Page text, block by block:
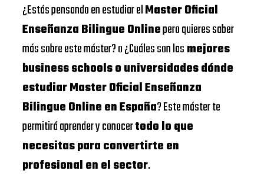
¿Estás pensando en estudiar elMaster Oficial
Enseñanza Bilingue Onlinepero quieres saber
más sobre este máster? o ¿Cuáles son lasmejores
business schools o universidades dónde
estudiar Master Oficial Enseñanza
Bilingue Online en España? Este máster te
permitirá aprender y conocertodo lo que
necesitas para convertirte en
profesional en el sector.